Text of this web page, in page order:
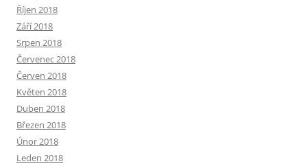
Říjen 2018
Září 2018
Srpen 2018
Červenec 2018
Červen 2018
Květen 2018
Duben 2018
Březen 2018
Únor 2018
Leden 2018